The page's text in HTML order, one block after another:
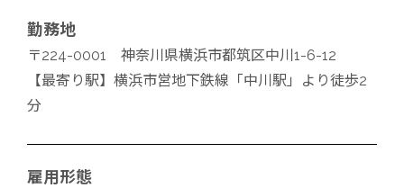
勤務地
〒224-0001 神奈川県横浜市都筑区中川1-6-12
【最寄り駅】横浜市営地下鉄線「中川駅」より徒歩2
分
雇用形態